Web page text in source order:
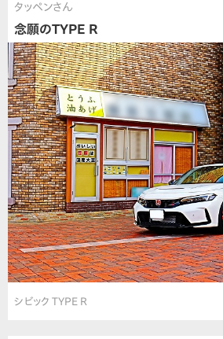
タッペンさん
念願のTYPE R
シビック TYPE R